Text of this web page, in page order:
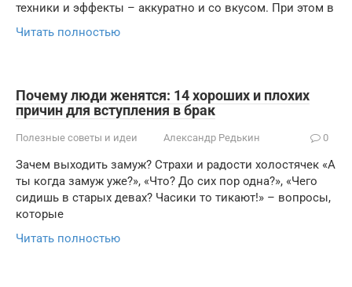
техники и эффекты – аккуратно и со вкусом. При этом в
Читать полностью
Почему люди женятся: 14 хороших и плохих
причин для вступления в брак
Полезные советы и идеи Александр Редькин 0
Зачем выходить замуж? Страхи и радости холостячек «А
ты когда замуж уже?», «Что? До сих пор одна?», «Чего
сидишь в старых девах? Часики то тикают!» – вопросы,
которые
Читать полностью